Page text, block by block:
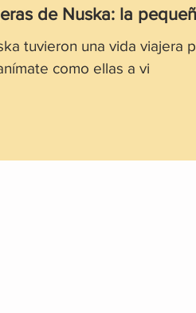
de Nuska: la
tuvieron una vida viajera
como ellas a vi